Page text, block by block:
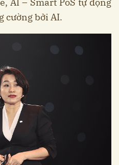
AI – Smart PoS tự động
cường bởi AI.